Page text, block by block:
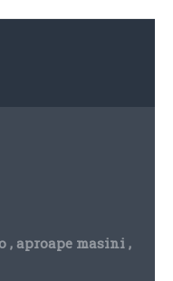
, aproape masini,